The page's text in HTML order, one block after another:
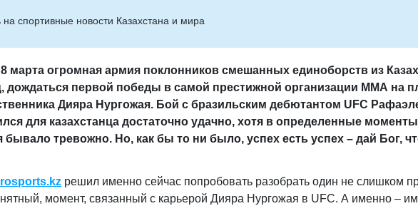
cпортивные новости Казахстана и мира
8 марта огромная армия поклонников смешанных единоборств из
дождаться первой победы в самой престижной организации ММА на
Дияра Нургожая. Бой с бразильским дебютантом UFC
для казахстанца достаточно удачно, хотя в определенные
бывало тревожно. Но, как бы то ни было, успех есть успех – дай Бог,
решил именно сейчас попробовать разобрать один не слишком
момент, связанный с карьерой Дияра Нургожая в UFC. А именно –